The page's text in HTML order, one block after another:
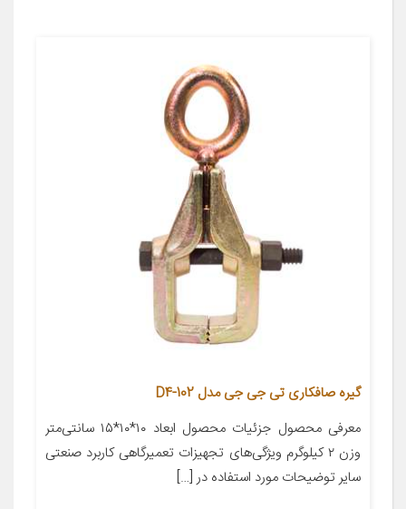
گیره صافکاری تی جی جی مدل D4-102
معرفی محصول جزئیات محصول ابعاد ۱۰*۱۰*۱۵ سانتی‌متر
وزن ۲ کیلوگرم ویژگی‌های تجهیزات تعمیرگاهی کاربرد صنعتی
سایر توضیحات مورد استفاده در […]